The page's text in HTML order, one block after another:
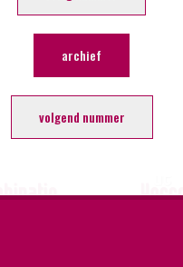
archief
volgend nummer